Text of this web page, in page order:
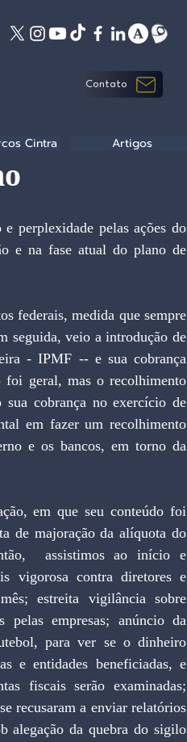
Contato
e na fase atual do plano de
seguida, veio a introdução de
- IPMF -- e sua cobrança
foi geral, mas o recolhimento
cobrança no exercício de
em fazer um recolhimento
e os bancos, em torno da
de majoração da alíquota do
assistimos ao início e
vigorosa contra diretores e
estreita vigilância sobre
pelas empresas; anúncio da
para ver se o dinheiro
e entidades beneficiadas, e
fiscais serão examinadas;
recusaram a enviar relatórios
alegação da quebra do sigilo
Cintra Artigos